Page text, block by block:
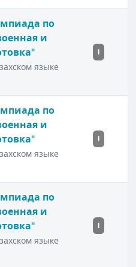
по
и
языке
I
по
и
языке
I
по
и
языке
I